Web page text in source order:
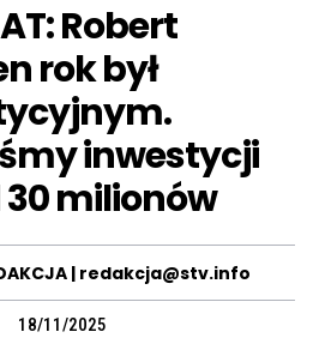
Robert
rok był
inwestycji
milionów
| redakcja@stv.info
18/11/2025